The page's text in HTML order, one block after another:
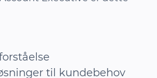
til kundebehov